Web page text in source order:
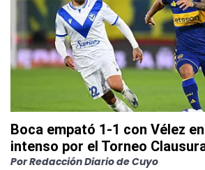
Boca empató 1-1 con Vélez
intenso por el Torneo
PorRedacción Diario de Cuyo